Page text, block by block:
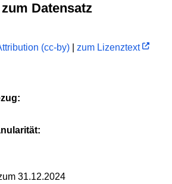
Datensatz
(cc-by)
zum Lizenztext
31.12.2024